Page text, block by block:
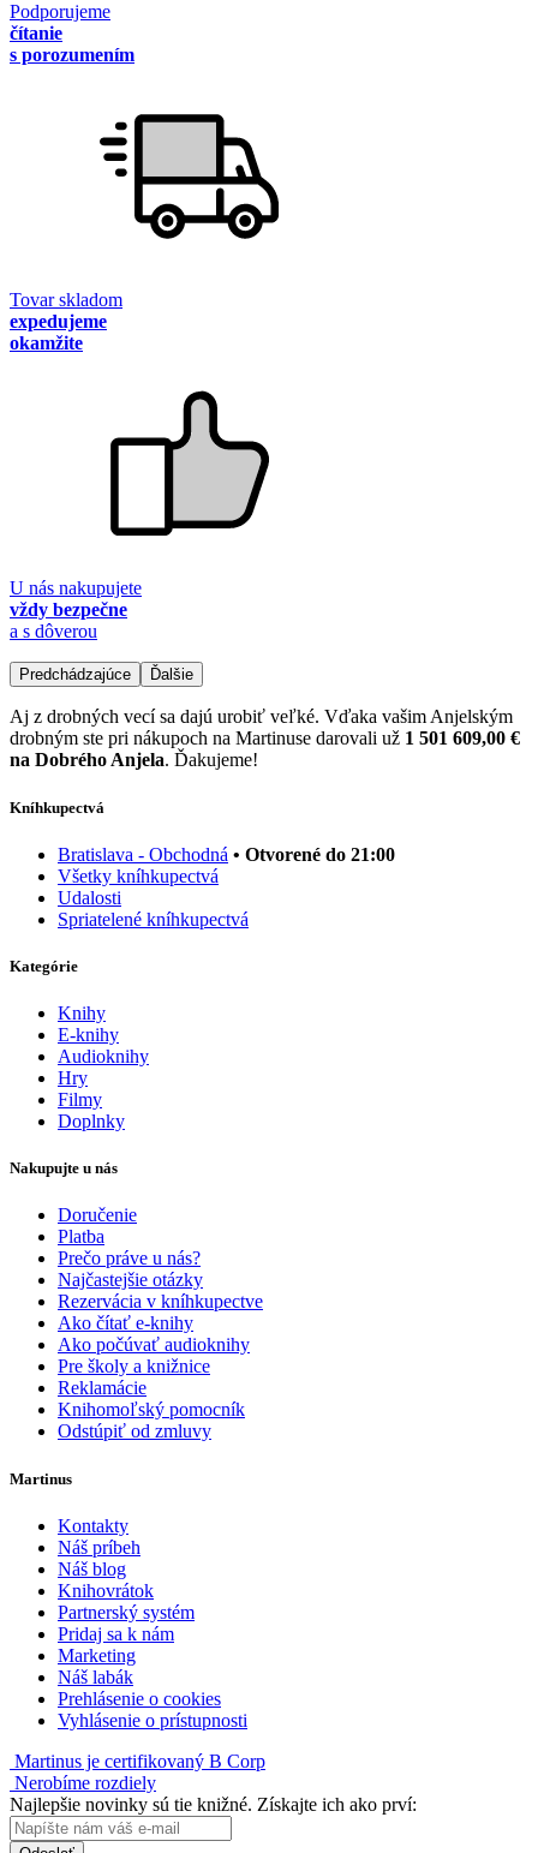
Podporujeme
čítanie
s porozumením
Tovar skladom
expedujeme
okamžite
U nás nakupujete
vždy bezpečne
a s dôverou
Predchádzajúce Ďalšie
Aj z drobných vecí sa dajú urobiť veľké. Vďaka vašim Anjelským
drobným ste pri nákupoch na Martinuse darovali už 1 501 609,00 €
na Dobrého Anjela. Ďakujeme!
Kníhkupectvá
Bratislava - Obchodná • Otvorené do 21:00
Všetky kníhkupectvá
Udalosti
Spriatelené kníhkupectvá
Kategórie
Knihy
E-knihy
Audioknihy
Hry
Filmy
Doplnky
Nakupujte u nás
Doručenie
Platba
Prečo práve u nás?
Najčastejšie otázky
Rezervácia v kníhkupectve
Ako čítať e-knihy
Ako počúvať audioknihy
Pre školy a knižnice
Reklamácie
Knihomoľský pomocník
Odstúpiť od zmluvy
Martinus
Kontakty
Náš príbeh
Náš blog
Knihovrátok
Partnerský systém
Pridaj sa k nám
Marketing
Náš labák
Prehlásenie o cookies
Vyhlásenie o prístupnosti
Martinus je certifikovaný B Corp
Nerobíme rozdiely
Najlepšie novinky sú tie knižné. Získajte ich ako prví: